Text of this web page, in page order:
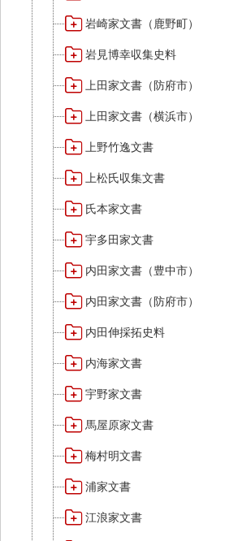
岩崎家文書（鹿野町）
岩見博幸収集史料
上田家文書（防府市）
上田家文書（横浜市）
上野竹逸文書
上松氏収集文書
氏本家文書
宇多田家文書
内田家文書（豊中市）
内田家文書（防府市）
内田伸採拓史料
内海家文書
宇野家文書
馬屋原家文書
梅村明文書
浦家文書
江浪家文書